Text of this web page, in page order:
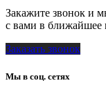
Закажите звонок и
с вами в ближайшее
Заказать звонок
Мы в соц. сетях